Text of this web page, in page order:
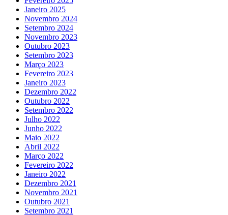
Janeiro 2025
Novembro 2024
Setembro 2024
Novembro 2023
Outubro 2023
Setembro 2023
Março 2023
Fevereiro 2023
Janeiro 2023
Dezembro 2022
Outubro 2022
Setembro 2022
Julho 2022
Junho 2022
Maio 2022
Abril 2022
Março 2022
Fevereiro 2022
Janeiro 2022
Dezembro 2021
Novembro 2021
Outubro 2021
Setembro 2021